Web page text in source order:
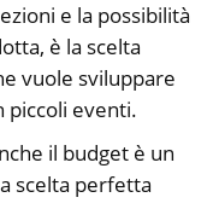
e la possibilità
è la scelta
vuole sviluppare
piccoli eventi.
il budget è un
scelta perfetta